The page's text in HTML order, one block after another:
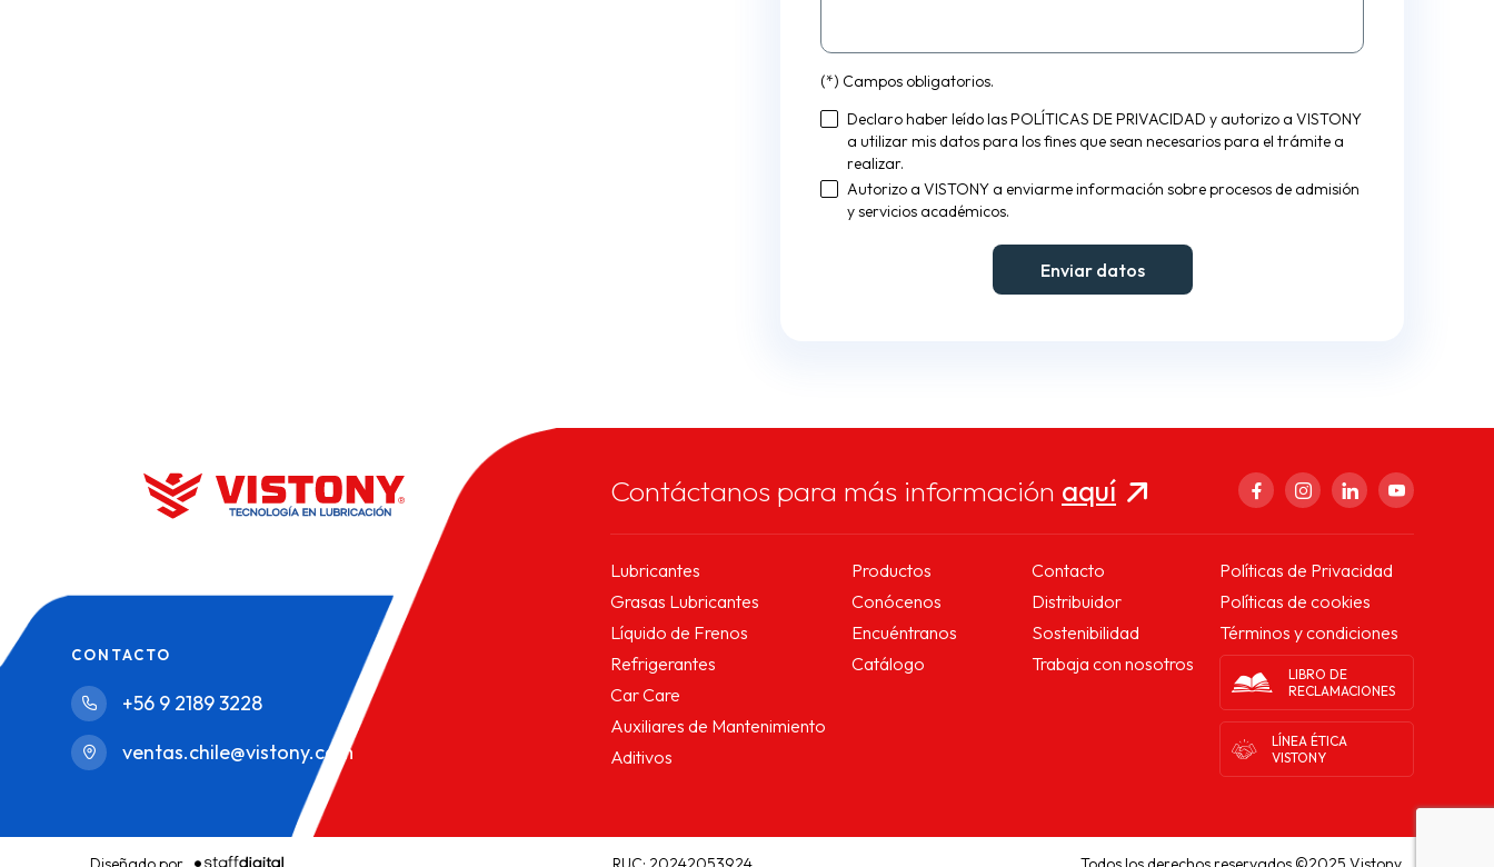
(*) Campos obligatorios.
Declaro haber leído lasPOLÍTICAS DE PRIVACIDAD y autorizo a VISTONY
a utilizar mis datos para los fines que sean necesarios para el trámite a
realizar.
Autorizo a VISTONY a enviarme información sobre procesos de admisión
y servicios académicos.
CONTACTO
+56 9 2189 3228
ventas.chile@vistony.com
Contáctanos para más información aquí
Lubricantes
Grasas Lubricantes
Líquido de Frenos
Refrigerantes
Car Care
Auxiliares de Mantenimiento
Aditivos
Productos
Conócenos
Encuéntranos
Catálogo
Contacto
Distribuidor
Sostenibilidad
Trabaja con nosotros
Políticas de Privacidad
Políticas de cookies
Términos y condiciones
LIBRO DE
RECLAMACIONES
LÍNEA ÉTICA
VISTONY